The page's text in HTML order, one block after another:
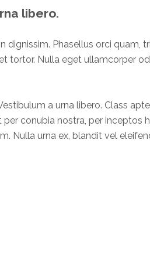
libero.
dignissim. Phasellus orci quam,
tortor. Nulla eget ullamcorper
a urna libero. Class
conubia nostra, per inceptos
Nulla urna ex, blandit vel